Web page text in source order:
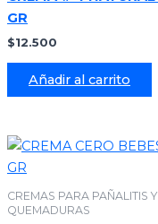
GR
$12.500
Añadir al carrito
CREMAS PARA PAÑALITIS Y
QUEMADURAS